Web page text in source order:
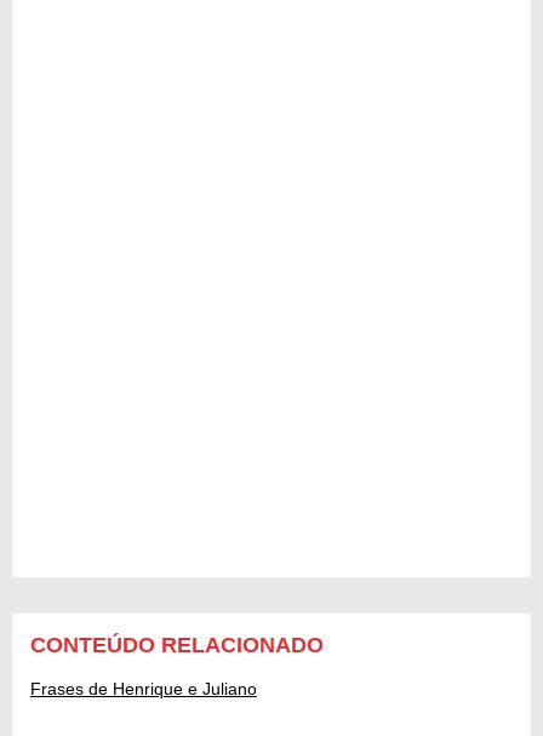
CONTEÚDO RELACIONADO
Frases de Henrique e Juliano